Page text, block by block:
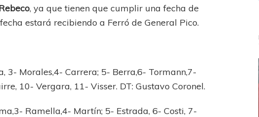
, ya que tienen que cumplir una fecha de
estará recibiendo a Ferró de General Pico.
3- Morales,4- Carrera; 5- Berra,6- Tormann,7-
10- Vergara, 11- Visser. DT: Gustavo Coronel.
Ramella,4- Martín; 5- Estrada, 6- Costi, 7-